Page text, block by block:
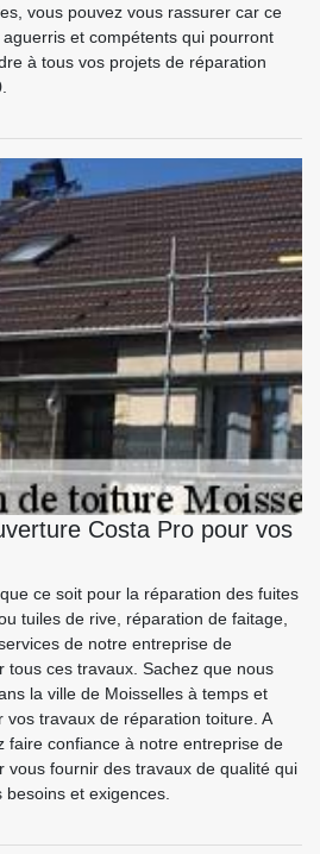
vous pouvez vous rassurer car ce
et compétents qui pourront
à tous vos projets de réparation
Costa Pro pour vos
ce soit pour la réparation des fuites
tuiles de rive, réparation de faitage,
de notre entreprise de
tous ces travaux. Sachez que nous
la ville de Moisselles à temps et
travaux de réparation toiture. A
faire confiance à notre entreprise de
vous fournir des travaux de qualité qui
et exigences.